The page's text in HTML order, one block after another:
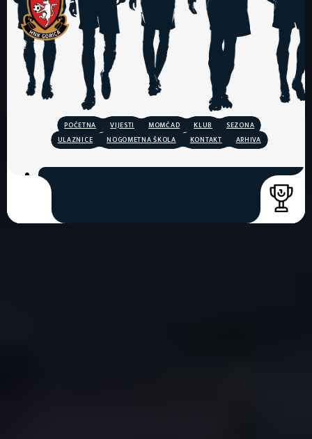
POČETNA VIJESTI MOMČAD KLUB
SEZONA
ULAZNICE
NOGOMETNA ŠKOLA KONTAKT ARHIVA